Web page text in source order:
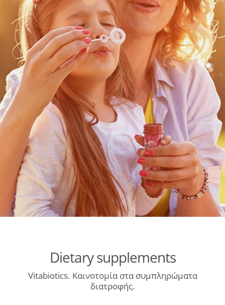
Dietary supplements
Vitabiotics. Καινοτομία στα συμπληρώματα
διατροφής.